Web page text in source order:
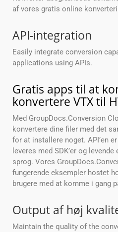
af vores gratis online
API-integration
Easily integrate conversion
applications using APIs.
Gratis apps til at
konvertere VTX til
Med GroupDocs.Conversion
konvertere dine filer med det
for at installere noget. API’en
leveres med SDK’er og
sprog. Vores
fungerende eksempler hostet
brugere med at komme i gang
Output af høj
Maintain the quality of the